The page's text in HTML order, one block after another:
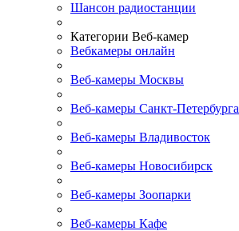
Шансон радиостанции
Категории Веб-камер
Вебкамеры онлайн
Веб-камеры Москвы
Веб-камеры Санкт-Петербурга
Веб-камеры Владивосток
Веб-камеры Новосибирск
Веб-камеры Зоопарки
Веб-камеры Кафе